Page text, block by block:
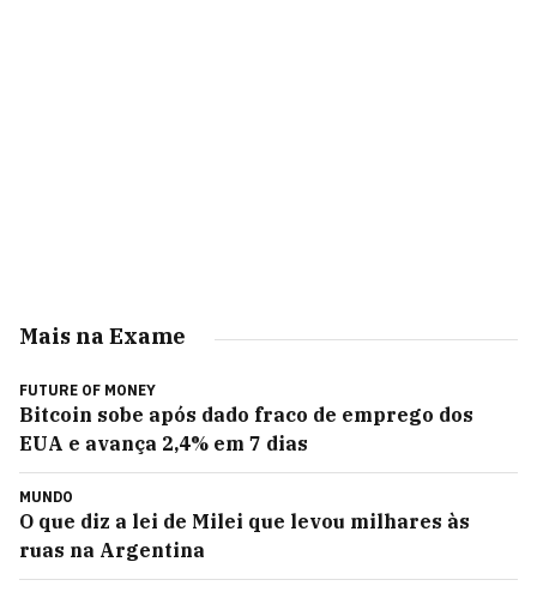
Mais na Exame
FUTURE OF MONEY
Bitcoin sobe após dado fraco de emprego dos
EUA e avança 2,4% em 7 dias
MUNDO
O que diz a lei de Milei que levou milhares às
ruas na Argentina